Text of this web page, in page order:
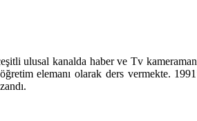
ulusal kanalda haber ve Tv
elemanı olarak ders vermekte.